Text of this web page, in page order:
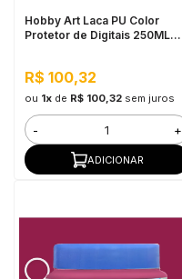
Hobby Art Laca PU Color
Protetor de Digitais 250ML
R$ 100,32
ou 1xde R$ 100,32 sem juros
- +
ADICIONAR